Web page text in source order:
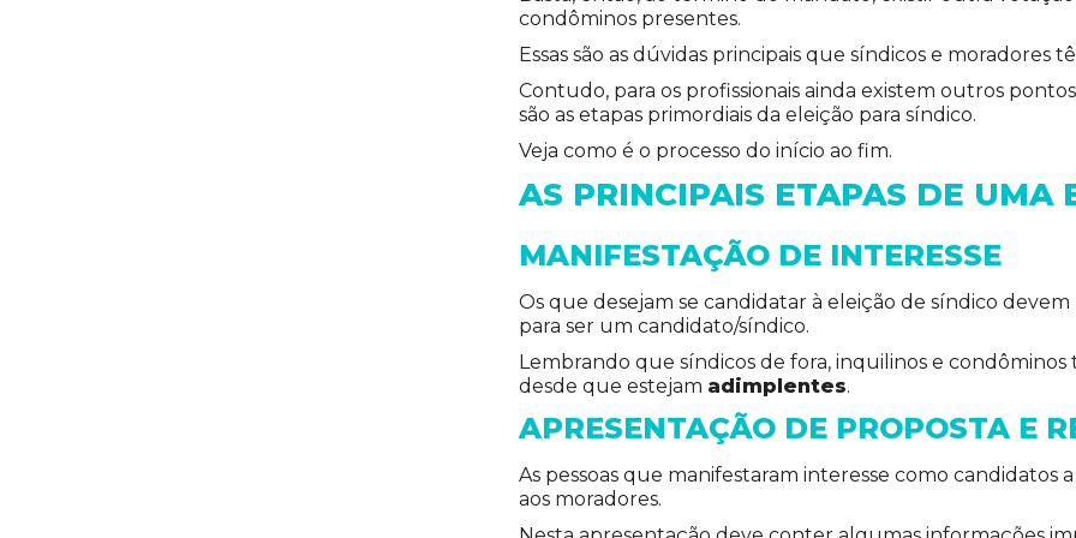
condôminos presentes.
Essas são as dúvidas principais que síndicos e
Contudo, para os profissionais ainda existem outros
são as etapas primordiais da eleição para síndico.
Veja como é o processo do início ao fim.
AS PRINCIPAIS ETAPAS DE UMA
MANIFESTAÇÃO DE INTERESSE
Os que desejam se candidatar à eleição de síndico
para ser um candidato/síndico.
Lembrando que síndicos de fora, inquilinos e
desde que estejam adimplentes.
APRESENTAÇÃO DE PROPOSTA E
As pessoas que manifestaram interesse como candidatos
aos moradores.